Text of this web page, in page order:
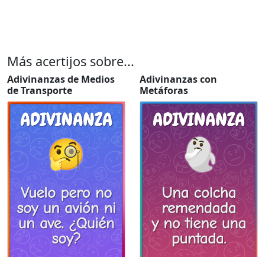
Más acertijos sobre...
Adivinanzas de Medios
de Transporte
Adivinanzas con
Metáforas